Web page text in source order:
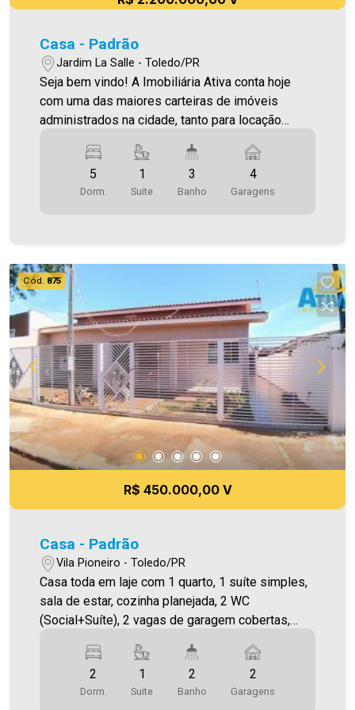
Casa - Padrão
Jardim La Salle - Toledo/PR
Seja bem vindo! A Imobiliária Ativa conta hoje
com uma das maiores carteiras de imóveis
administrados na cidade, tanto para locação
opções! Sobrado Localizado no Jardim La Salle.
O Imóvel conta com: - Sala de Estar - Sala de
Jantar - Cozinha - 04 Quartos - 01 Suíte - 03
Área terreno 644,00m² Aproveite essa
oportunidade! A hora de encontrar o seu novo lar
É AGORA! Imobiliária Ativa, sinta-se em casa!
5
Dorm.
1
Suite
3
Banho
4
Garagens
Cód. 875
R$ 450.000,00 V
Casa - Padrão
Vila Pioneiro - Toledo/PR
Casa toda em laje com 1 quarto, 1 suíte simples,
sala de estar, cozinha planejada, 2 WC
(Social+Suíte), 2 vagas de garagem cobertas,
2
Dorm.
1
Suite
2
Banho
2
Garagens